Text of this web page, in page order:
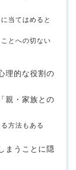
当てはめると
とへの切ない
理的な役割の
親・家族との
方法もある
まうことに隠